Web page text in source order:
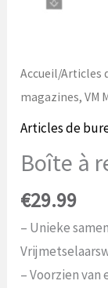
Accueil/Articles
magazines, VM
Articles de
Boîte à
€29.99
– Unieke
– Voorzien van